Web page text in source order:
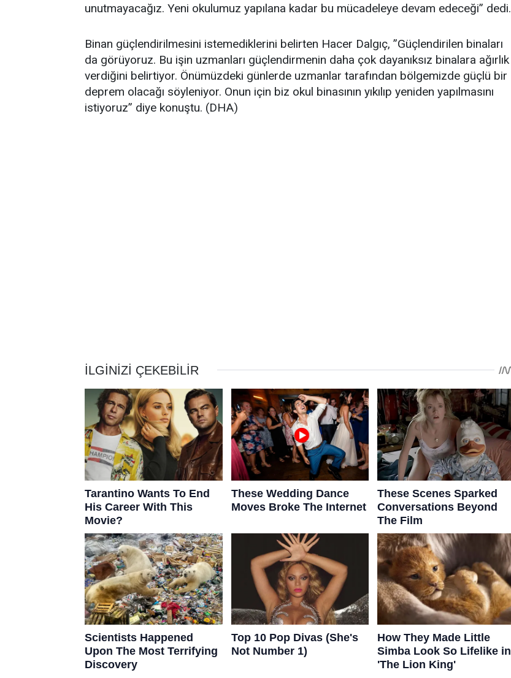
unutmayacağız. Yeni okulumuz yapılana kadar bu mücadeleye devam edeceği” dedi.
Binan güçlendirilmesini istemediklerini belirten Hacer Dalgıç, ”Güçlendirilen binaları
da görüyoruz. Bu işin uzmanları güçlendirmenin daha çok dayanıksız binalara ağırlık
verdiğini belirtiyor. Önümüzdeki günlerde uzmanlar tarafından bölgemizde güçlü bir
deprem olacağı söyleniyor. Onun için biz okul binasının yıkılıp yeniden yapılmasını
istiyoruz” diye konuştu. (DHA)